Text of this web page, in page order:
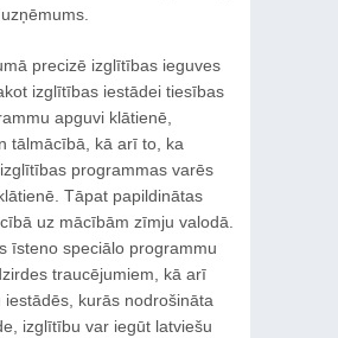
precizē izglītības ieguves
izglītības iestādei tiesības
apguvi klātienē,
tālmācībā, kā arī to, ka
programmas varēs
Tāpat papildinātas
uz mācībām zīmju valodā.
īsteno speciālo programmu
traucējumiem, kā arī
iestādēs, kurās nodrošināta
izglītību var iegūt latviešu